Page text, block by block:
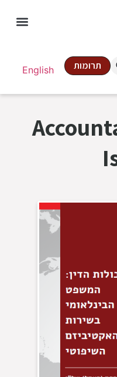
English תרומות